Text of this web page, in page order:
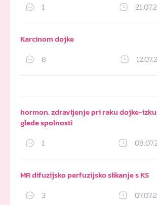
1 Dodaj med
Karcinom dojke
8
hormon. zdravljenje pri raku dojke-
glede spolnosti
1 Dodaj med
MR difuzijsko perfuzijsko slikanje s KS
3